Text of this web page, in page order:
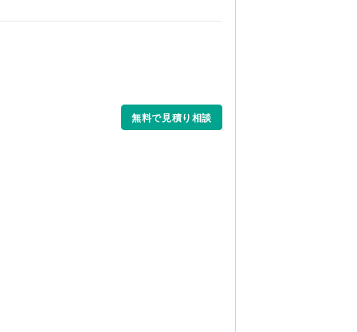
無料で見積り相談